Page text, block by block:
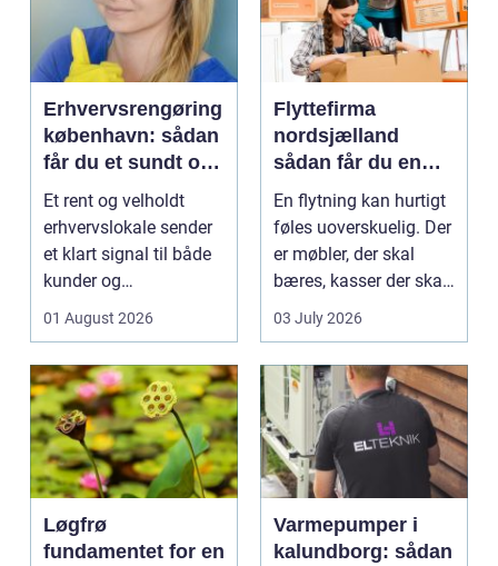
Erhvervsrengøring
københavn: sådan
får du et sundt og
professionelt
arbejdsmiljø
Et rent og velholdt
erhvervslokale sender
et klart signal til både
kunder og
medarbejdere. Mange
01 August 2026
Flyttefirma
nordsjælland
sådan får du en
tryg og effektiv
flytning
En flytning kan hurtigt
føles uoverskuelig. Der
er møbler, der skal
bæres, kasser der skal
pakkes, o...
03 July 2026
Løgfrø
fundamentet for en
Varmepumper i
kalundborg: sådan